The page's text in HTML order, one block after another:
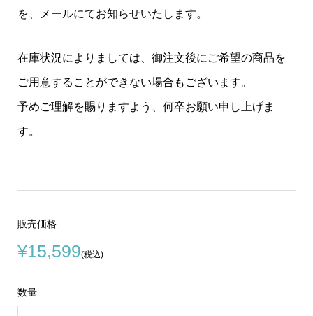
を、メールにてお知らせいたします。
在庫状況によりましては、御注文後にご希望の商品を
ご用意することができない場合もございます。
予めご理解を賜りますよう、何卒お願い申し上げま
す。
販売価格
¥15,599(税込)
数量